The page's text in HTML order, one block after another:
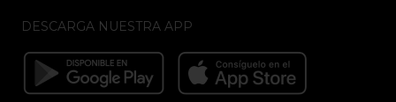
DESCARGA NUESTRA APP